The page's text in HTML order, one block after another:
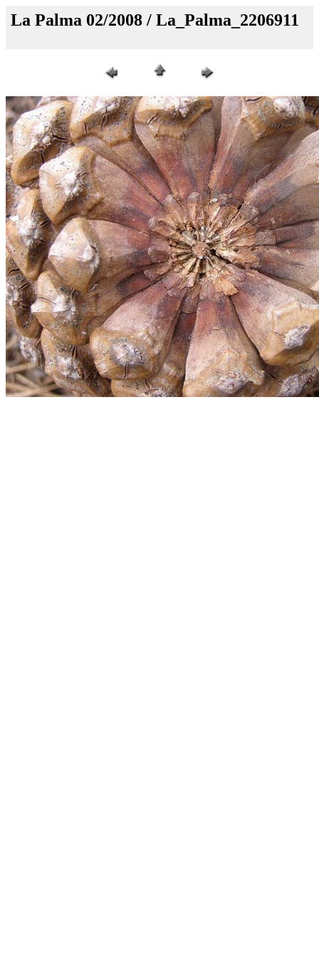
La Palma 02/2008 / La_Palma_2206911